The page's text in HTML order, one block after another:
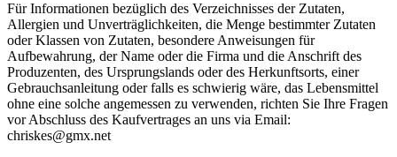
Für Informationen bezüglich des Verzeichnisses der Zutaten,
Allergien und Unverträglichkeiten, die Menge bestimmter Zutaten
oder Klassen von Zutaten, besondere Anweisungen für
Aufbewahrung, der Name oder die Firma und die Anschrift des
Produzenten, des Ursprungslands oder des Herkunftsorts, einer
Gebrauchsanleitung oder falls es schwierig wäre, das Lebensmittel
ohne eine solche angemessen zu verwenden, richten Sie Ihre Fragen
vor Abschluss des Kaufvertrages an uns via Email:
chriskes@gmx.net